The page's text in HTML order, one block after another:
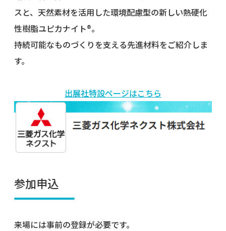
スと、天然素材を活用した環境配慮型の新しい熱硬化
性樹脂ユピカナイト®。
持続可能なものづくりを支える先進材料をご紹介しま
す。
出展社特設ページはこちら
参加申込
来場には事前の登録が必要です。